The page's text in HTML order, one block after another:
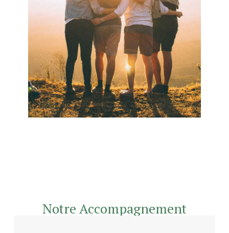
Notre Accompagnement